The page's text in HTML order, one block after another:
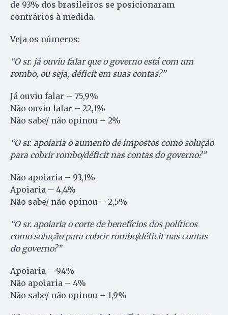
de 93% dos brasileiros se posicionaram
contrários à medida.
Veja os números:
“O sr. já ouviu falar que o governo está com um
rombo, ou seja, déficit em suas contas?”
Já ouviu falar – 75,9%
Não ouviu falar – 22,1%
Não sabe/ não opinou – 2%
“O sr. apoiaria o aumento de impostos como solução
para cobrir rombo/déficit nas contas do governo?”
Não apoiaria – 93,1%
Apoiaria – 4,4%
Não sabe/ não opinou – 2,5%
“O sr. apoiaria o corte de benefícios dos políticos
como solução para cobrir rombo/déficit nas contas
do governo?”
Apoiaria – 94%
Não apoiaria – 4%
Não sabe/ não opinou – 1,9%